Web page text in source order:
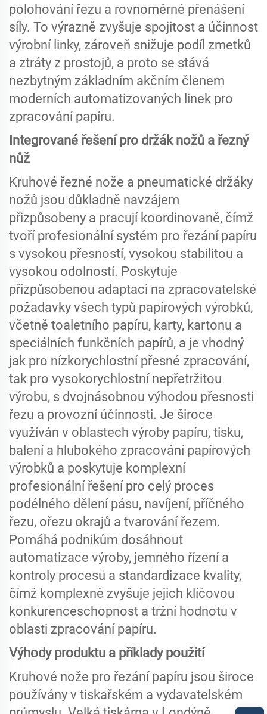
polohování řezu a rovnoměrné přenášení
síly. To výrazně zvyšuje spojitost a účinnost
výrobní linky, zároveň snižuje podíl zmetků
a ztráty z prostojů, a proto se stává
nezbytným základním akčním členem
moderních automatizovaných linek pro
zpracování papíru.
Integrované řešení pro držák nožů a řezný
nůž
Kruhové řezné nože a pneumatické držáky
nožů jsou důkladně navzájem
přizpůsobeny a pracují koordinovaně, čímž
tvoří profesionální systém pro řezání papíru
s vysokou přesností, vysokou stabilitou a
vysokou odolností. Poskytuje
přizpůsobenou adaptaci na zpracovatelské
požadavky všech typů papírových výrobků,
včetně toaletního papíru, karty, kartonu a
speciálních funkčních papírů, a je vhodný
jak pro nízkorychlostní přesné zpracování,
tak pro vysokorychlostní nepřetržitou
výrobu, s dvojnásobnou výhodou přesnosti
řezu a provozní účinnosti. Je široce
využíván v oblastech výroby papíru, tisku,
balení a hlubokého zpracování papírových
výrobků a poskytuje komplexní
profesionální řešení pro celý proces
podélného dělení pásu, navíjení, příčného
řezu, ořezu okrajů a tvarování řezem.
Pomáhá podnikům dosáhnout
automatizace výroby, jemného řízení a
kontroly procesů a standardizace kvality,
čímž komplexně zvyšuje jejich klíčovou
konkurenceschopnost a tržní hodnotu v
oblasti zpracování papíru.
Výhody produktu a příklady použití
Kruhové nože pro řezání papíru jsou široce
používány v tiskařském a vydavatelském